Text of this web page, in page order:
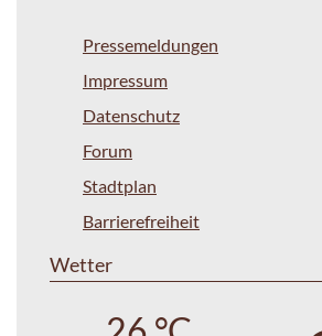
Pressemeldungen
Impressum
Datenschutz
Forum
Stadtplan
Barrierefreiheit
Wetter